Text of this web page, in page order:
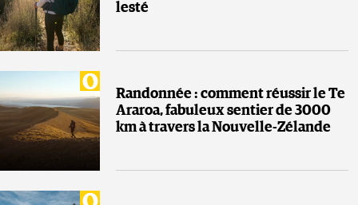
lesté
Randonnée : comment réussir le Te
Araroa, fabuleux sentier de 3000
km à travers la Nouvelle-Zélande